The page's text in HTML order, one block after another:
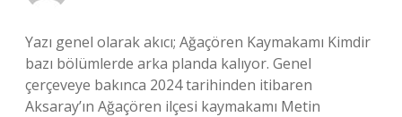
Yazı genel olarak akıcı; Ağaçören Kaymakamı Kimdir
bazı bölümlerde arka planda kalıyor. Genel
çerçeveye bakınca 2024 tarihinden itibaren
Aksaray’ın Ağaçören ilçesi kaymakamı Metin